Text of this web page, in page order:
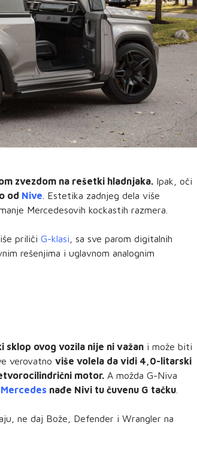
zvezdom na rešetki hladnjaka. Ipak, oči
od Nive . Estetika zadnjeg dela više
Mercedesovih kockastih razmera.
priliči G-klasi , sa sve parom digitalnih
rešenjima i uglavnom analognim
sklop ovog vozila nije ni važan i može biti
verovatno više volela da vidi 4,0-litarski
motor. A možda G-Niva
Mercedes nađe Nivi tu čuvenu G tačku
ne daj Bože, Defender i Wrangler na